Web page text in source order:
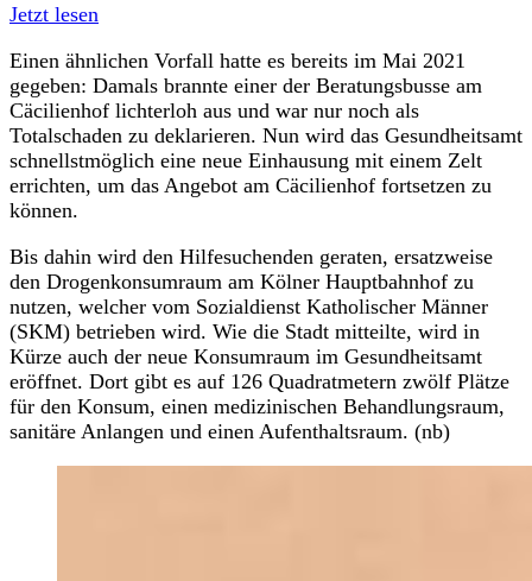
Jetzt lesen
Einen ähnlichen Vorfall hatte es bereits im Mai 2021
gegeben: Damals brannte einer der Beratungsbusse am
Cäcilienhof lichterloh aus und war nur noch als
Totalschaden zu deklarieren. Nun wird das Gesundheitsamt
schnellstmöglich eine neue Einhausung mit einem Zelt
errichten, um das Angebot am Cäcilienhof fortsetzen zu
können.
Bis dahin wird den Hilfesuchenden geraten, ersatzweise
den Drogenkonsumraum am Kölner Hauptbahnhof zu
nutzen, welcher vom Sozialdienst Katholischer Männer
(SKM) betrieben wird. Wie die Stadt mitteilte, wird in
Kürze auch der neue Konsumraum im Gesundheitsamt
eröffnet. Dort gibt es auf 126 Quadratmetern zwölf Plätze
für den Konsum, einen medizinischen Behandlungsraum,
sanitäre Anlangen und einen Aufenthaltsraum. (nb)